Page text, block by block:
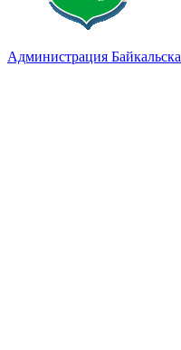
Администрация Байкальска